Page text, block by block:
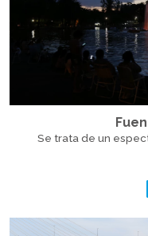
Se trata de un